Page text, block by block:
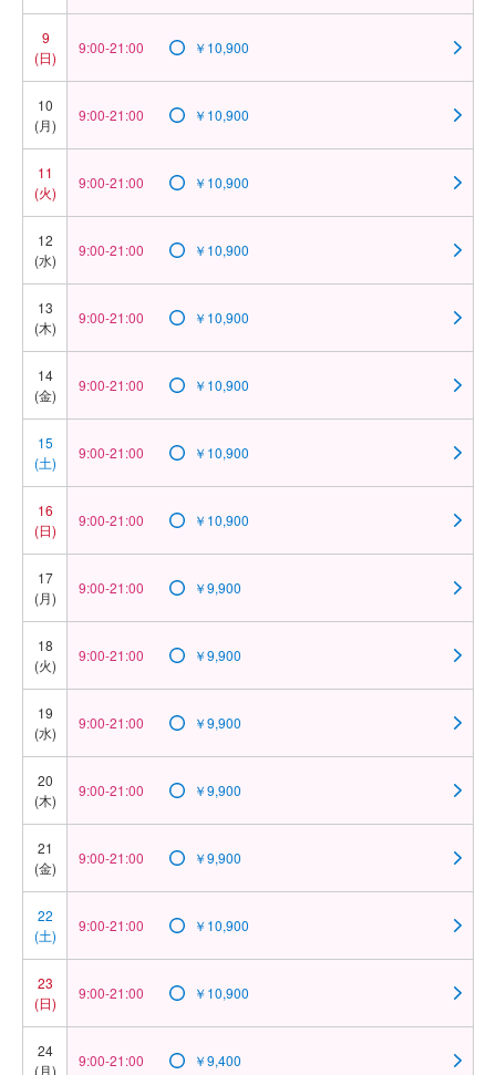
9
(日)
9:00-21:00 ￥10,900
10
(月)
9:00-21:00 ￥10,900
11
(火)
9:00-21:00 ￥10,900
12
(水)
9:00-21:00 ￥10,900
13
(木)
9:00-21:00 ￥10,900
14
(金)
9:00-21:00 ￥10,900
15
(土)
9:00-21:00 ￥10,900
16
(日)
9:00-21:00 ￥10,900
17
(月)
9:00-21:00 ￥9,900
18
(火)
9:00-21:00 ￥9,900
19
(水)
9:00-21:00 ￥9,900
20
(木)
9:00-21:00 ￥9,900
21
(金)
9:00-21:00 ￥9,900
22
(土)
9:00-21:00 ￥10,900
23
(日)
9:00-21:00 ￥10,900
24
(月)
9:00-21:00 ￥9,400